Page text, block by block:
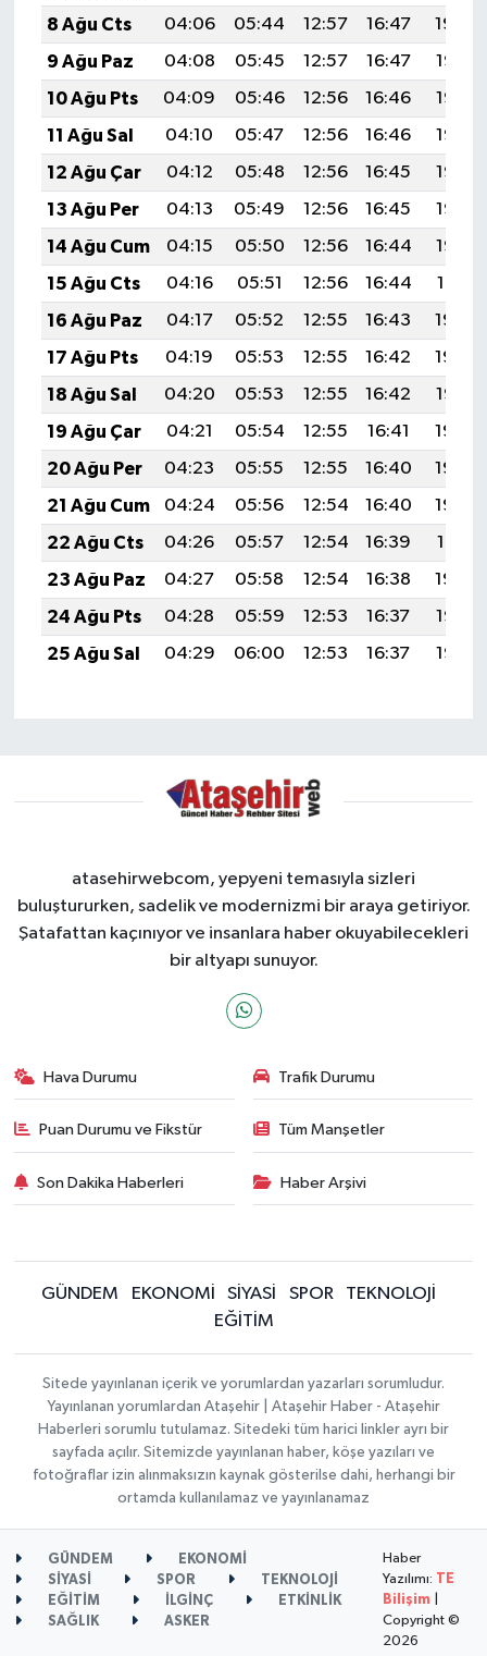
8 Ağu Cts
04:06 05:44 12:57 16:47
19:59
9 Ağu Paz
04:08 05:45 12:57 16:47
19:58
10 Ağu Pts
04:09 05:46 12:56 16:46
19:57
11 Ağu Sal
04:10 05:47 12:56 16:46
19:56
12 Ağu Çar
04:12 05:48 12:56 16:45
19:55
13 Ağu Per
04:13 05:49 12:56 16:45
19:53
14 Ağu Cum
04:15 05:50 12:56 16:44
19:52
15 Ağu Cts
04:16 05:51 12:56 16:44
19:51
16 Ağu Paz
04:17 05:52 12:55 16:43
19:49
17 Ağu Pts
04:19 05:53 12:55 16:42
19:48
18 Ağu Sal
04:20 05:53 12:55 16:42
19:47
19 Ağu Çar
04:21 05:54 12:55 16:41
19:45
20 Ağu Per
04:23 05:55 12:55 16:40
19:44
21 Ağu Cum
04:24 05:56 12:54 16:40
19:42
22 Ağu Cts
04:26 05:57 12:54 16:39
19:41
23 Ağu Paz
04:27 05:58 12:54 16:38
19:39
24 Ağu Pts
04:28 05:59 12:53 16:37
19:38
25 Ağu Sal
04:29 06:00 12:53 16:37 19:36
atasehirwebcom, yepyeni temasıyla sizleri
buluştururken, sadelik ve modernizmi bir araya getiriyor.
Şatafattan kaçınıyor ve insanlara haber okuyabilecekleri
bir altyapı sunuyor.
Hava Durumu Trafik Durumu
Puan Durumu ve Fikstür Tüm Manşetler
Son Dakika Haberleri Haber Arşivi
GÜNDEM EKONOMİ SİYASİ SPOR
TEKNOLOJİ
EĞİTİM
Sitede yayınlanan içerik ve yorumlardan yazarları sorumludur.
Yayınlanan yorumlardan Ataşehir | Ataşehir Haber - Ataşehir
Haberleri sorumlu tutulamaz. Sitedeki tüm harici linkler ayrı bir
sayfada açılır. Sitemizde yayınlanan haber, köşe yazıları ve
fotoğraflar izin alınmaksızın kaynak gösterilse dahi, herhangi bir
ortamda kullanılamaz ve yayınlanamaz
GÜNDEM
EKONOMİ
SİYASİ
SPOR
TEKNOLOJİ
EĞİTİM
İLGİNÇ
ETKİNLİK
SAĞLIK
ASKER
Haber
Yazılımı:
TE
Bilişim
Copyright ©
2026